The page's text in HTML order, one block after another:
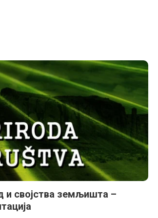
и својства земљишта –